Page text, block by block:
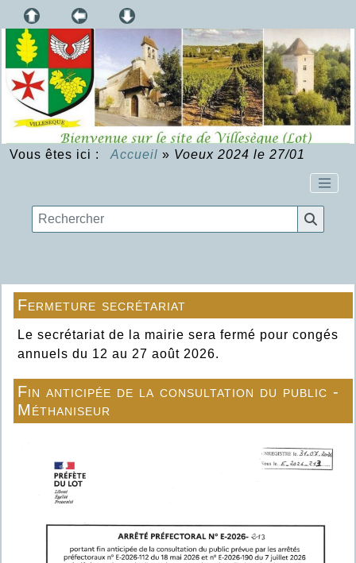
Vous êtes ici : Accueil » Voeux 2024 le 27/01
Fermeture secrétariat
Le secrétariat de la mairie sera fermé pour congés
annuels du 12 au 27 août 2026.
Fin anticipée de la consultation du public -
Méthaniseur